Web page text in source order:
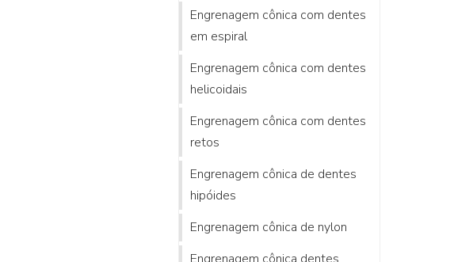
Engrenagem cônica com dentes
em espiral
Engrenagem cônica com dentes
helicoidais
Engrenagem cônica com dentes
retos
Engrenagem cônica de dentes
hipóides
Engrenagem cônica de nylon